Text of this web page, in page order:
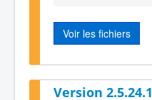
Voir les fichiers
Version 2.5.24.1